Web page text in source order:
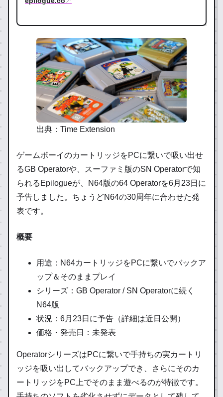
出典：Time Extension
ゲームボーイのカートリッジをPCに繋いで吸い出せ
るGB Operatorや、スーファミ版のSN Operatorで知
られるEpilogueが、N64版の64 Operatorを6月23日に
予告しました。ちょうどN64の30周年に合わせた発
表です。
概要
用途：N64カートリッジをPCに繋いでバックア
ップ＆そのままプレイ
シリーズ：GB Operator / SN Operatorに続く
N64版
状況：6月23日に予告（詳細は近日公開）
価格・発売日：未発表
OperatorシリーズはPCに繋いで手持ちの実カートリ
ッジを吸い出してバックアップでき、さらにそのカ
ートリッジをPC上でそのまま遊べるのが特徴です。